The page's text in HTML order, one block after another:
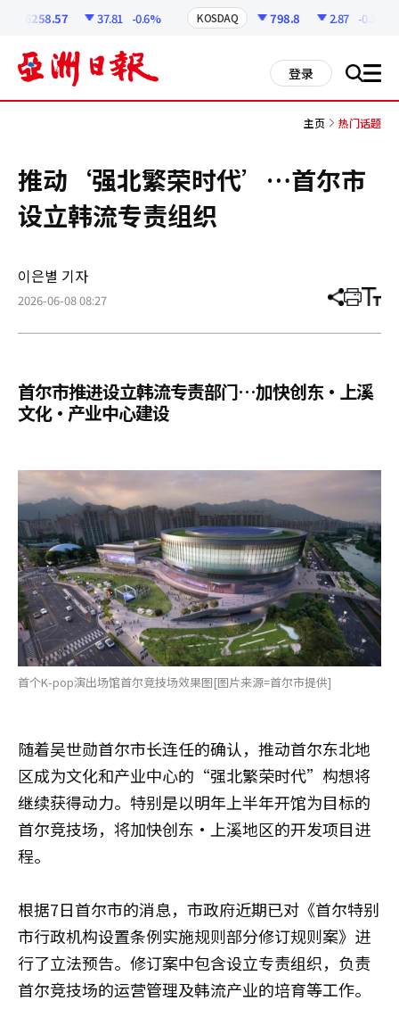
6258.57 37.81 -0.6% KOSDAQ 798.8 2.87 -0.36%
登录 搜 all
主页 热门话题
推动‘强北繁荣时代’…首尔市
设立韩流专责组织
이은별 기자
2026-06-08 08:27 分
章
打 调
小
首尔市推进设立韩流专责部门…加快创东·上溪
文化·产业中心建设
首个K-pop演出场馆首尔竞技场效果图[图片来源=首尔市提供]
随着吴世勋首尔市长连任的确认，推动首尔东北地
区成为文化和产业中心的“强北繁荣时代”构想将
继续获得动力。特别是以明年上半年开馆为目标的
首尔竞技场，将加快创东·上溪地区的开发项目进
程。
根据7日首尔市的消息，市政府近期已对《首尔特别
市行政机构设置条例实施规则部分修订规则案》进
行了立法预告。修订案中包含设立专责组织，负责
首尔竞技场的运营管理及韩流产业的培育等工作。